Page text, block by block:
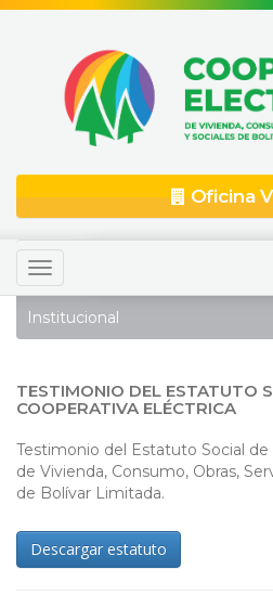
Oficina
Toggle
navigation
Institucional
TESTIMONIO DEL ESTATUTO
COOPERATIVA ELÉCTRICA
Testimonio del Estatuto Social de
de Vivienda, Consumo, Obras,
de Bolívar Limitada.
Descargar estatuto